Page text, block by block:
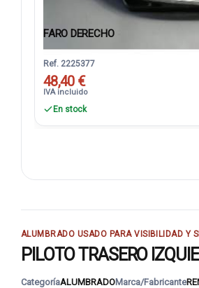
FARO DERECHO
Ref. 2225377
48,40 €
IVA incluido
En stock
ALUMBRADO USADO PARA VISIBILIDAD Y
PILOTO TRASERO
CategoríaALUMBRADOMarca/Fabricante